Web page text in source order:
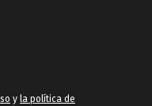
y la política de